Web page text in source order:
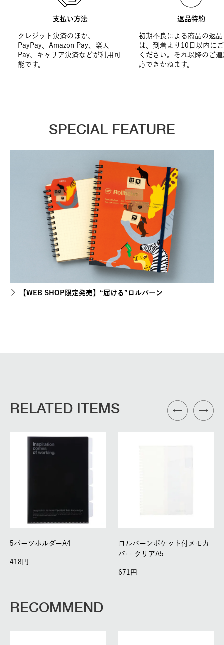
支払い方法
クレジット決済のほか、
PayPay、Amazon Pay、楽天
Pay、キャリア決済などが利用可
能です。
返品特約
初期不良による商品の返
は、到着より10日以内に
ください。それ以降のご
応できかねます。
SPECIAL FEATURE
【WEB SHOP限定発売】“届ける”ロルバーン
RELATED ITEMS
5パーツホルダーA4
418
ロルバーンポケット付メモカ
バー クリアA5
671
RECOMMEND